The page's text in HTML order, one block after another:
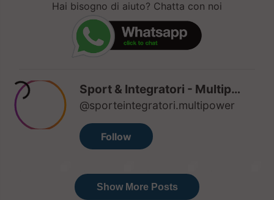
Hai bisogno di aiuto? Chatta con noi